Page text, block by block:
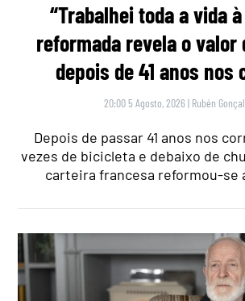
“Trabalhei toda a vida
reformada revela o valor
depois de 41 anos nos
20:00 5 Agosto, 2026 | Rubén
Depois de passar 41 anos nos
vezes de bicicleta e debaixo de
carteira francesa reformou-se